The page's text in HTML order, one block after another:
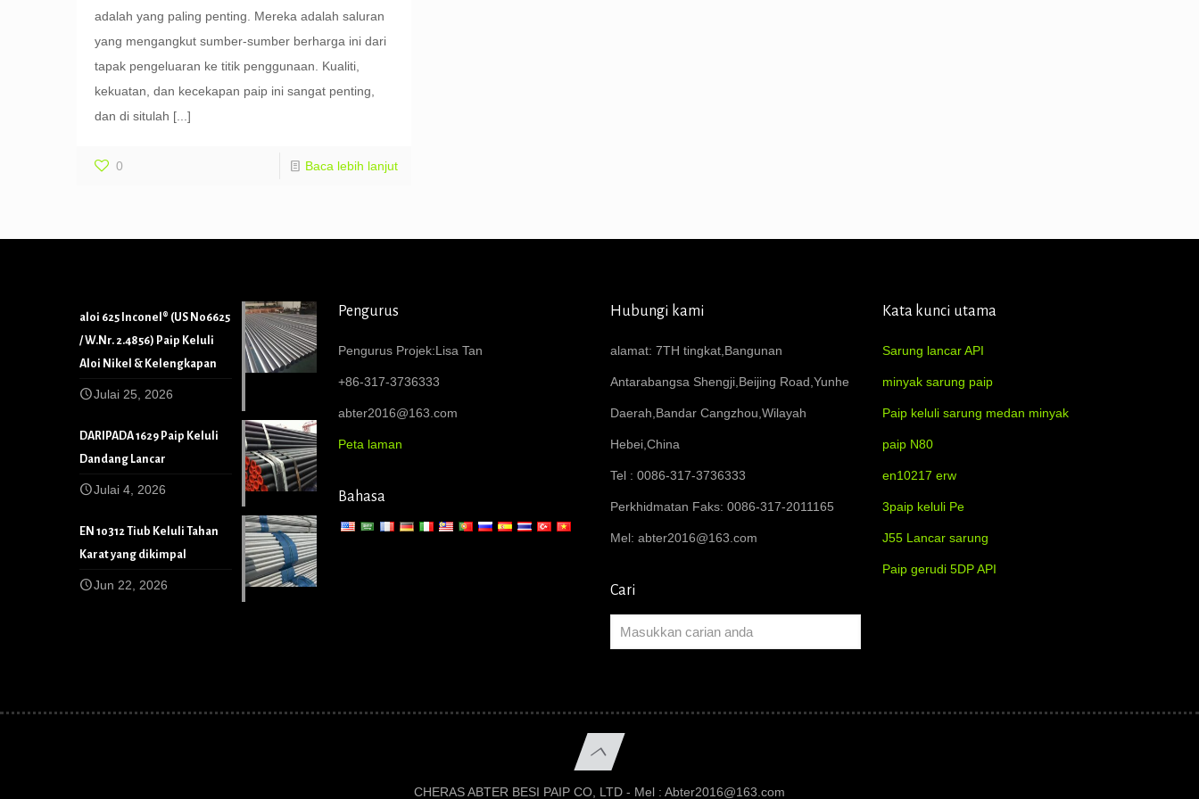
adalah yang paling penting. Mereka adalah saluran
yang mengangkut sumber-sumber berharga ini dari
tapak pengeluaran ke titik penggunaan. Kualiti,
kekuatan, dan kecekapan paip ini sangat penting,
dan di situlah [...]
0 Baca lebih lanjut
aloi 625 Inconel® (US N06625
/ W.Nr. 2.4856) Paip Keluli
Aloi Nikel & Kelengkapan
Julai 25, 2026
DARIPADA 1629 Paip Keluli
Dandang Lancar
Julai 4, 2026
EN 10312 Tiub Keluli Tahan
Karat yang dikimpal
Jun 22, 2026
Pengurus
Pengurus Projek:Lisa Tan
+86-317-3736333
abter2016@163.com
Peta laman
Bahasa
Hubungi kami
alamat: 7TH tingkat,Bangunan
Antarabangsa Shengji,Beijing Road,Yunhe
Daerah,Bandar Cangzhou,Wilayah
Hebei,China
Tel : 0086-317-3736333
Perkhidmatan Faks: 0086-317-2011165
Mel: abter2016@163.com
Cari
Kata kunci utama
Sarung lancar API
minyak sarung paip
Paip keluli sarung medan minyak
paip N80
en10217 erw
3paip keluli Pe
J55 Lancar sarung
Paip gerudi 5DP API
CHERAS ABTER BESI PAIP CO, LTD - Mel : Abter2016@163.com